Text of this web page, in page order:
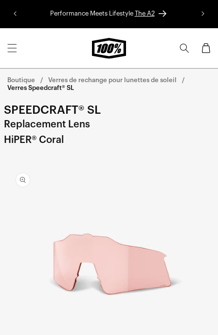
contenu
Performance Meets Lifestyle The A2
Panier
Boutique
Verres de rechange pour lunettes de soleil
Verres Speedcraft® SL
SPEEDCRAFT® SL
Replacement Lens
HiPER® Coral
informations
sur le